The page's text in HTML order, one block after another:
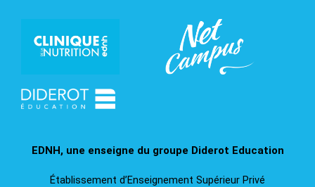
EDNH, une enseigne du groupe Diderot Education​
Établissement d’Enseignement Supérieur Privé